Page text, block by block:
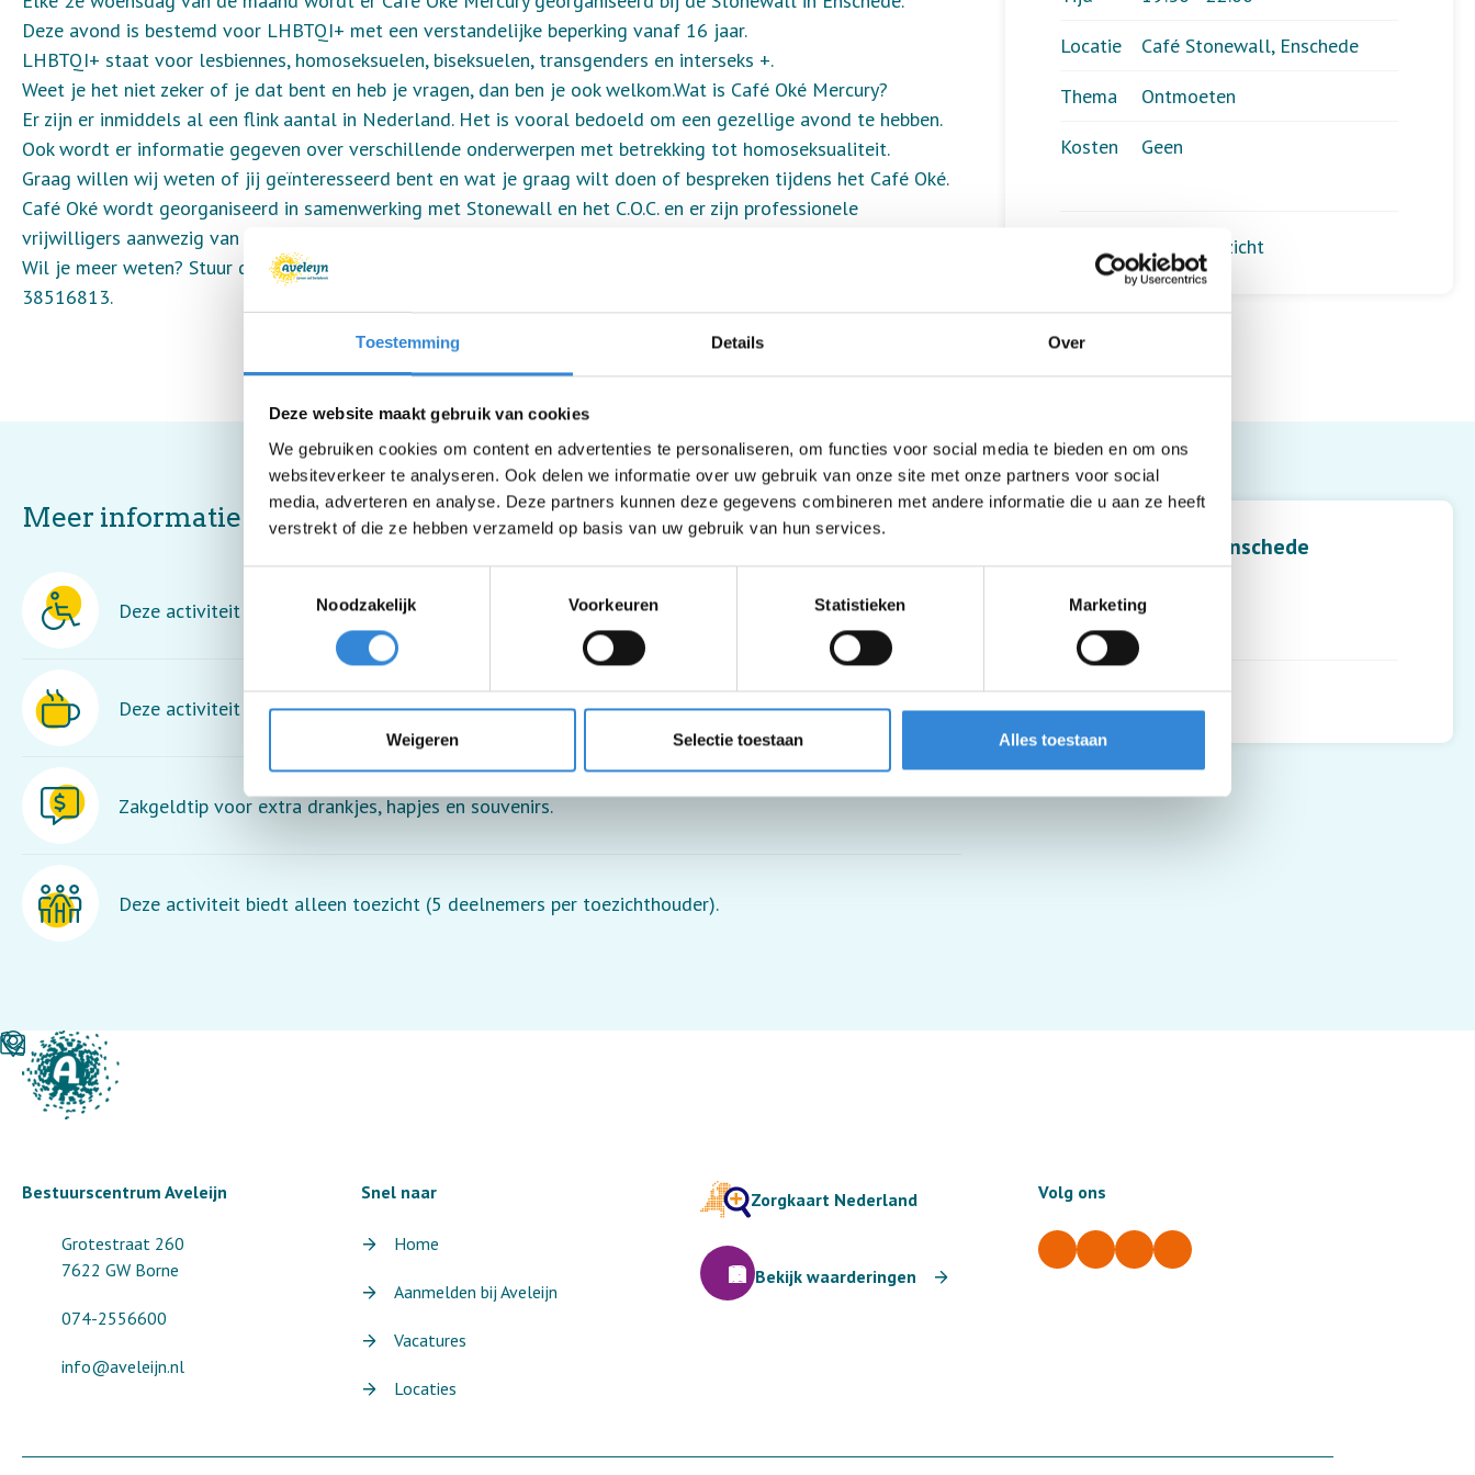
Toestemming Details Over
Deze website maakt gebruik van cookies
We gebruiken cookies om content en advertenties te personaliseren, om functies voor social media te bieden en om ons
websiteverkeer te analyseren. Ook delen we informatie over uw gebruik van onze site met onze partners voor social
media, adverteren en analyse. Deze partners kunnen deze gegevens combineren met andere informatie die u aan ze heeft
verstrekt of die ze hebben verzameld op basis van uw gebruik van hun services.
Noodzakelijk
Voorkeuren Statistieken Marketing
Weigeren Selectie toestaan Alles toestaan
Locatie
Café Stonewall, Enschede
Thema
Ontmoeten
Kosten
Geen
Terug naar het overzicht
Deze avond is bestemd voor LHBTQI+ met een verstandelijke beperking vanaf 16 jaar.
LHBTQI+ staat voor lesbiennes, homoseksuelen, biseksuelen, transgenders en interseks +.
Weet je het niet zeker of je dat bent en heb je vragen, dan ben je ook welkom.Wat is Café Oké Mercury?
Er zijn er inmiddels al een flink aantal in Nederland. Het is vooral bedoeld om een gezellige avond te hebben.
Ook wordt er informatie gegeven over verschillende onderwerpen met betrekking tot homoseksualiteit.
Graag willen wij weten of jij geïnteresseerd bent en wat je graag wilt doen of bespreken tijdens het Café Oké.
Café Oké wordt georganiseerd in samenwerking met Stonewall en het C.O.C. en er zijn professionele
vrijwilligers aanwezig van verschillende zorgaanbieders uit Twente.
Wil je meer weten? Stuur dan een e-mail naar mercurycafe.enschede@gmail.com.Je kunt ook bellen naar 06-
38516813.
Café Stonewall, Enschede
Walstraat 12-14
7511 GH
Routebeschrijving
Meer informatie
Deze activiteit is rolstoel toegankelijk.
Deze activiteit is inclusief een kopje koffie of thee.
Zakgeldtip voor extra drankjes, hapjes en souvenirs.
Deze activiteit biedt alleen toezicht (5 deelnemers per toezichthouder).
Bestuurscentrum Aveleijn
Grotestraat 260
7622 GW Borne
074-2556600
info@aveleijn.nl
Snel naar
Home
Aanmelden bij Aveleijn
Vacatures
Locaties
Zorgkaart Nederland
Bekijk waarderingen
Volg ons